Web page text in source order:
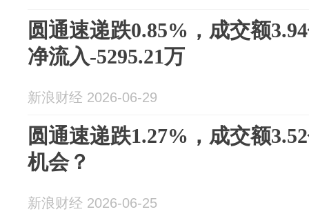
圆通速递跌0.85%，成交额
净流入-5295.21万
新浪财经 2026-06-29
圆通速递跌1.27%，成交额
机会？
新浪财经 2026-06-25